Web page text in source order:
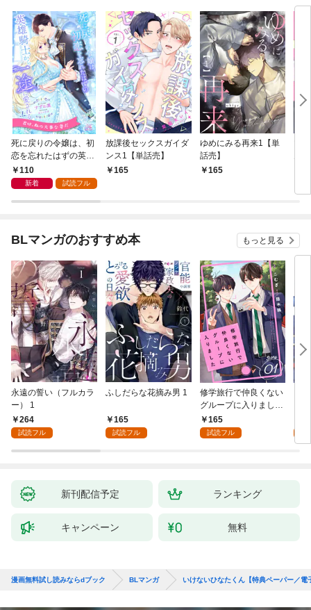
死に戻りの令嬢は、初
恋を忘れたはずの英雄
騎士から一途に愛され
る【１】
110
新着 試読フル
放課後セックスガイダ
ンス1【単話売】
165
ゆめにみる再来1【単
話売】
165
BLマンガのおすすめ本 もっと見る
永遠の誓い（フルカラ
ー） 1
264
試読フル
ふしだらな花摘み男 1
165
試読フル
修学旅行で仲良くない
グループに入りました
【単話版】1巻
165
試読フル
が
ら
新刊配信予定 ランキング
キャンペーン 無料
漫画無料試し読みならdブック BLマンガ いけないひなたくん【特典ペーパー／電